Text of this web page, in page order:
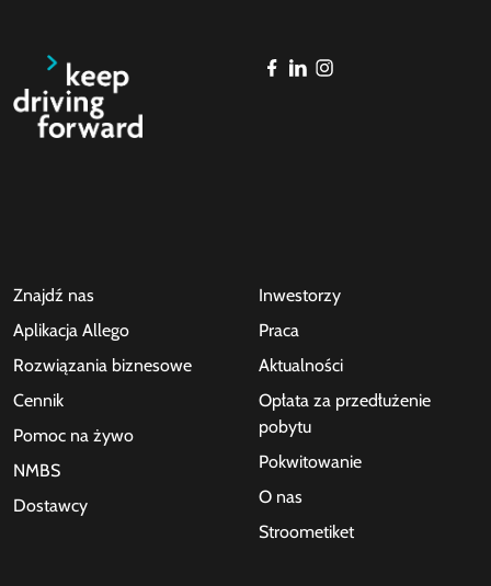
Znajdź nas
Aplikacja Allego
Rozwiązania biznesowe
Cennik
Pomoc na żywo
NMBS
Dostawcy
Inwestorzy
Praca
Aktualności
Opłata za przedłużenie
pobytu
Pokwitowanie
O nas
Stroometiket